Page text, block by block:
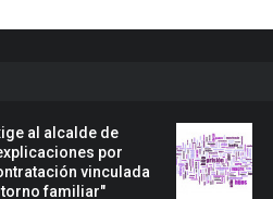
al alcalde de
por
vinculada
familiar"